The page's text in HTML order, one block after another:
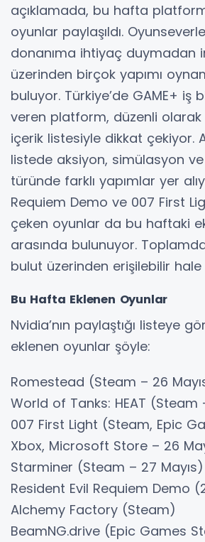
açıklamada, bu hafta
oyunlar paylaşıldı.
donanıma ihtiyaç duymadan
üzerinden birçok yapımı
buluyor. Türkiye’de GAME+ iş
veren platform, düzenli olarak
içerik listesiyle dikkat çekiyor.
listede aksiyon, simülasyon
türünde farklı yapımlar yer
Requiem Demo ve 007 First
çeken oyunlar da bu haftaki
arasında bulunuyor.
bulut üzerinden erişilebilir hale
Bu Hafta Eklenen Oyunlar
Nvidia’nın paylaştığı listeye
eklenen oyunlar şöyle:
Romestead (Steam – 26
World of Tanks: HEAT (Steam
007 First Light (Steam, Epic
Xbox, Microsoft Store – 26
Starminer (Steam – 27 Mayıs)
Resident Evil Requiem Demo
Alchemy Factory (Steam)
BeamNG.drive (Epic Games